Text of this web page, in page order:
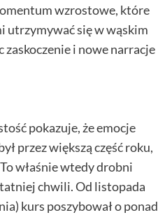
wzrostowe, które
utrzymywać się w wąskim
zaskoczenie i nowe narracje
pokazuje, że emocje
przez większą część roku,
właśnie wtedy drobni
chwili. Od listopada
kurs poszybował o ponad